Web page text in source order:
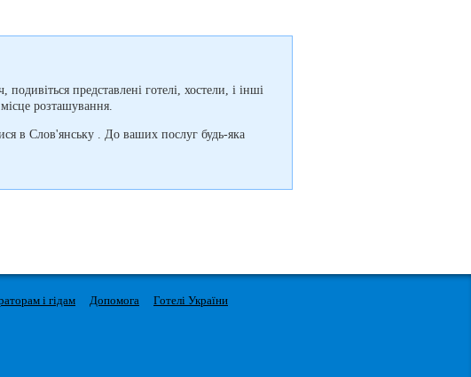
представлені готелі, хостели, і інші
розташування.
в Слов'янську . До ваших послуг будь-яка
і гідам Допомога
Готелі України